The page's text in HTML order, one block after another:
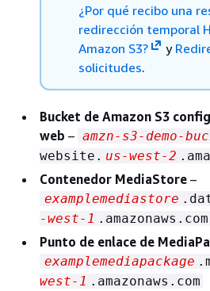
¿Por qué recibo una
redirección temporal
Amazon S3?
y
solicitudes.
Bucket de Amazon S3
web – amzn-s3-demo-
website. us-west-2
Contenedor MediaStore –
examplemediastore
-west-1 .amazonaws.com
Punto de enlace de
examplemediapackage
west-1 .amazonaws.com